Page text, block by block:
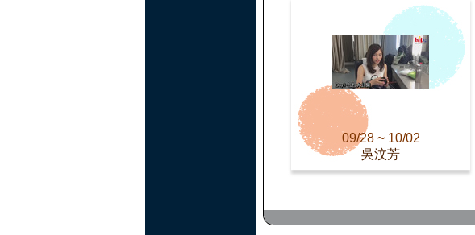
09/28 ~ 10/02
吳汶芳